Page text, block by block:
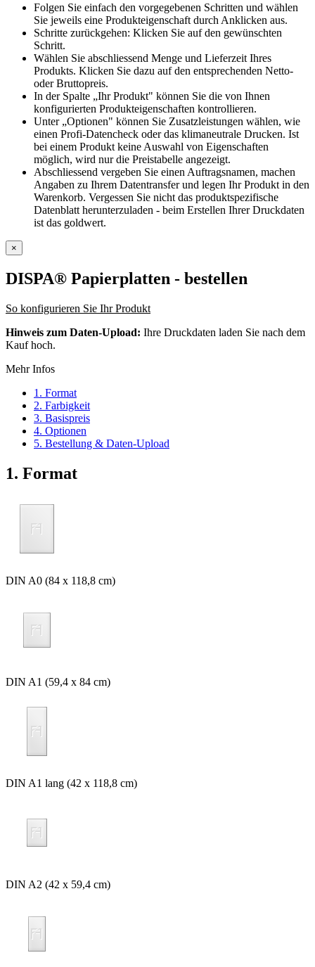
Folgen Sie einfach den vorgegebenen Schritten und wählen
Sie jeweils eine Produkteigenschaft durch Anklicken aus.
Schritte zurückgehen: Klicken Sie auf den gewünschten
Schritt.
Wählen Sie abschliessend Menge und Lieferzeit Ihres
Produkts. Klicken Sie dazu auf den entsprechenden Netto-
oder Bruttopreis.
In der Spalte „Ihr Produkt" können Sie die von Ihnen
konfigurierten Produkteigenschaften kontrollieren.
Unter „Optionen" können Sie Zusatzleistungen wählen, wie
einen Profi-Datencheck oder das klimaneutrale Drucken. Ist
bei einem Produkt keine Auswahl von Eigenschaften
möglich, wird nur die Preistabelle angezeigt.
Abschliessend vergeben Sie einen Auftragsnamen, machen
Angaben zu Ihrem Datentransfer und legen Ihr Produkt in den
Warenkorb. Vergessen Sie nicht das produktspezifische
Datenblatt herunterzuladen - beim Erstellen Ihrer Druckdaten
ist das goldwert.
×
DISPA® Papierplatten - bestellen
So konfigurieren Sie Ihr Produkt
Hinweis zum Daten-Upload: Ihre Druckdaten laden Sie nach dem
Kauf hoch.
Mehr Infos
1. Format
2. Farbigkeit
3. Basispreis
4. Optionen
5. Bestellung & Daten-Upload
1. Format
DIN A0 (84 x 118,8 cm)
DIN A1 (59,4 x 84 cm)
DIN A1 lang (42 x 118,8 cm)
DIN A2 (42 x 59,4 cm)